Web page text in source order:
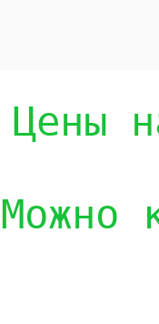
Цены
Можно